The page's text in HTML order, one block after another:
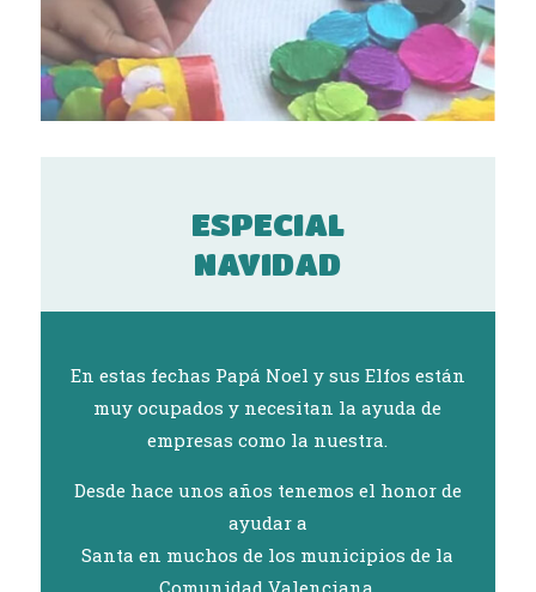
ESPECIAL
NAVIDAD
En estas fechas Papá Noel y sus Elfos están
muy ocupados y necesitan la ayuda de
empresas como la nuestra.
Desde hace unos años tenemos el honor de
ayudar a
Santa en muchos de los municipios de la